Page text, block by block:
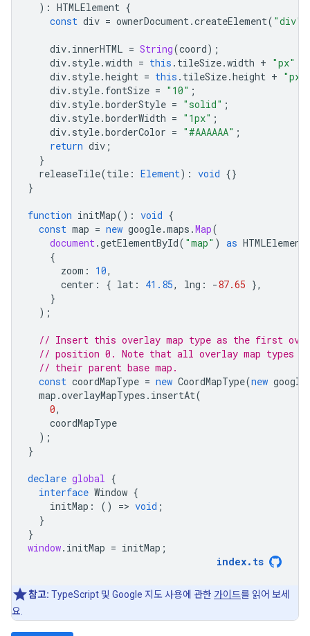
) : HTMLElement {
const div = ownerDocument.createElement( "div"
div. innerHTML = String(coord);
div. style.width = this . tileSize.width + "px"
div. style.height = this . tileSize.height + "px"
div. style. fontSize = "10" ;
div. style.borderStyle = "solid" ;
div. style.borderWidth = "1px" ;
div. style.borderColor = "#AAAAAA" ;
return div ;
}
releaseTile(tile : Element) : void {}
}
function initMap() : void {
const map = new google.maps .Map(
document.getElementById( "map" ) as HTMLElement
{
zoom : 10,
center : { lat : 41.85, lng : -87.65 },
}
);
// Insert this overlay map type as the first
// position 0. Note that all overlay map types
// their parent base map.
const coordMapType = new CoordMapType(new google
map .overlayMapTypes . insertAt(
0,
coordMapType
);
}
declare global {
interface Window {
initMap : () => void ;
}
}
window. initMap = initMap ;
index. ts
참고: TypeScript 및 Google 지도 사용에 관한 가이드를 읽어 보세
요.